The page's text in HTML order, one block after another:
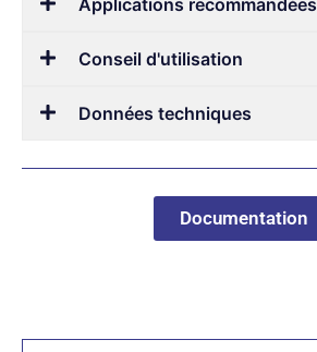
Conseil d'utilisation
Données techniques
Documentation